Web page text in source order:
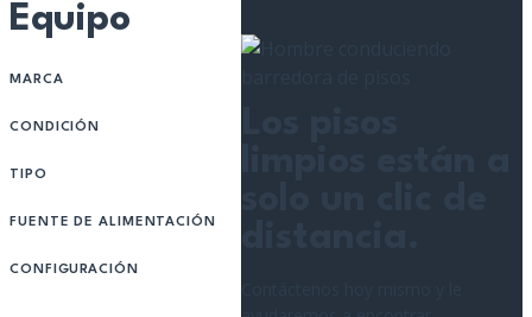
Equipo
MARCA
CONDICIÓN
TIPO
FUENTE DE ALIMENTACIÓN
CONFIGURACIÓN